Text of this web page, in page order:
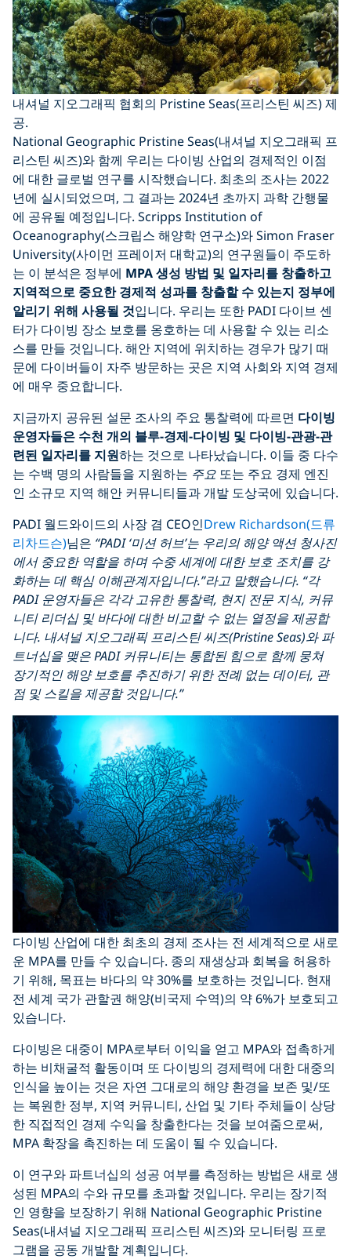
내셔널 지오그래픽 협회의 Pristine Seas(프리스틴 씨즈) 제
공.
National Geographic Pristine Seas(내셔널 지오그래픽 프
리스틴 씨즈)와 함께 우리는 다이빙 산업의 경제적인 이점
에 대한 글로벌 연구를 시작했습니다. 최초의 조사는 2022
년에 실시되었으며, 그 결과는 2024년 초까지 과학 간행물
에 공유될 예정입니다. Scripps Institution of
Oceanography(스크립스 해양학 연구소)와 Simon Fraser
University(사이먼 프레이저 대학교)의 연구원들이 주도하
는 이 분석은 정부에 MPA 생성 방법 및 일자리를 창출하고
지역적으로 중요한 경제적 성과를 창출할 수 있는지 정부에
알리기 위해 사용될 것입니다. 우리는 또한 PADI 다이브 센
터가 다이빙 장소 보호를 옹호하는 데 사용할 수 있는 리소
스를 만들 것입니다. 해안 지역에 위치하는 경우가 많기 때
문에 다이버들이 자주 방문하는 곳은 지역 사회와 지역 경제
에 매우 중요합니다.
지금까지 공유된 설문 조사의 주요 통찰력에 따르면 다이빙
운영자들은 수천 개의 블루-경제-다이빙 및 다이빙-관광-관
련된 일자리를 지원하는 것으로 나타났습니다. 이들 중 다수
는 수백 명의 사람들을 지원하는 주요 또는 주요 경제 엔진
인 소규모 지역 해안 커뮤니티들과 개발 도상국에 있습니다.
PADI 월드와이드의 사장 겸 CEO인Drew Richardson(드류
리차드슨)님은 “PADI ‘미션 허브’는 우리의 해양 액션 청사진
에서 중요한 역할을 하며 수중 세계에 대한 보호 조치를 강
화하는 데 핵심 이해관계자입니다.”라고 말했습니다. “각
PADI 운영자들은 각각 고유한 통찰력, 현지 전문 지식, 커뮤
니티 리더십 및 바다에 대한 비교할 수 없는 열정을 제공합
니다. 내셔널 지오그래픽 프리스틴 씨즈(Pristine Seas)와 파
트너십을 맺은 PADI 커뮤니티는 통합된 힘으로 함께 뭉쳐
장기적인 해양 보호를 추진하기 위한 전례 없는 데이터, 관
점 및 스킬을 제공할 것입니다.”
다이빙 산업에 대한 최초의 경제 조사는 전 세계적으로 새로
운 MPA를 만들 수 있습니다. 종의 재생상과 회복을 허용하
기 위해, 목표는 바다의 약 30%를 보호하는 것입니다. 현재
전 세계 국가 관할권 해양(비국제 수역)의 약 6%가 보호되고
있습니다.
다이빙은 대중이 MPA로부터 이익을 얻고 MPA와 접촉하게
하는 비채굴적 활동이며 또 다이빙의 경제력에 대한 대중의
인식을 높이는 것은 자연 그대로의 해양 환경을 보존 및/또
는 복원한 정부, 지역 커뮤니티, 산업 및 기타 주체들이 상당
한 직접적인 경제 수익을 창출한다는 것을 보여줌으로써,
MPA 확장을 촉진하는 데 도움이 될 수 있습니다.
이 연구와 파트너십의 성공 여부를 측정하는 방법은 새로 생
성된 MPA의 수와 규모를 초과할 것입니다. 우리는 장기적
인 영향을 보장하기 위해 National Geographic Pristine
Seas(내셔널 지오그래픽 프리스틴 씨즈)와 모니터링 프로
그램을 공동 개발할 계획입니다.